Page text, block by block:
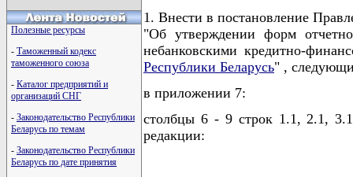
Полезные ресурсы
- Таможенный кодекс
таможенного союза
- Каталог предприятий и
организаций СНГ
- Законодательство Республики
Беларусь по темам
- Законодательство Республики
Беларусь по дате принятия
1. Внести в постановление
"Об утверждении форм
небанковскими кредитно-
Республики Беларусь" ,
в приложении 7:
столбцы 6 - 9 строк 1.1, 2.1,
редакции: